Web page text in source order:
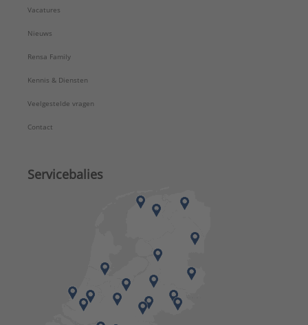
Vacatures
Nieuws
Rensa Family
Kennis & Diensten
Veelgestelde vragen
Contact
Servicebalies